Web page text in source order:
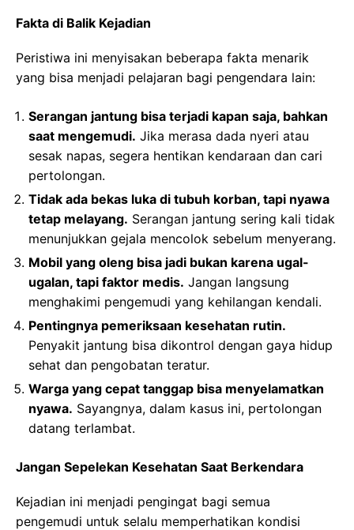
Fakta di Balik Kejadian
Peristiwa ini menyisakan beberapa fakta menarik
yang bisa menjadi pelajaran bagi pengendara lain:
Serangan jantung bisa terjadi kapan saja, bahkan
saat mengemudi. Jika merasa dada nyeri atau
sesak napas, segera hentikan kendaraan dan cari
pertolongan.
Tidak ada bekas luka di tubuh korban, tapi nyawa
tetap melayang. Serangan jantung sering kali tidak
menunjukkan gejala mencolok sebelum menyerang.
Mobil yang oleng bisa jadi bukan karena ugal-
ugalan, tapi faktor medis. Jangan langsung
menghakimi pengemudi yang kehilangan kendali.
Pentingnya pemeriksaan kesehatan rutin.
Penyakit jantung bisa dikontrol dengan gaya hidup
sehat dan pengobatan teratur.
Warga yang cepat tanggap bisa menyelamatkan
nyawa. Sayangnya, dalam kasus ini, pertolongan
datang terlambat.
Jangan Sepelekan Kesehatan Saat Berkendara
Kejadian ini menjadi pengingat bagi semua
pengemudi untuk selalu memperhatikan kondisi